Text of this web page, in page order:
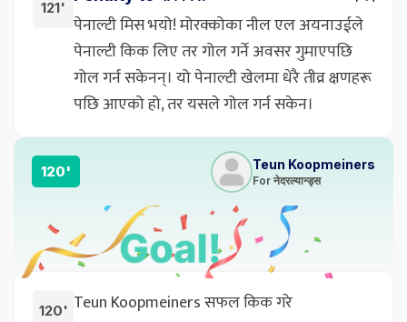
121'
पेनाल्टी मिस भयो! मोरक्कोका नील एल अयनाउईले
पेनाल्टी किक लिए तर गोल गर्ने अवसर गुमाएपछि
गोल गर्न सकेनन्। यो पेनाल्टी खेलमा धेरै तीव्र क्षणहरू
पछि आएको हो, तर यसले गोल गर्न सकेन।
120' Teun Koopmeiners
For नेदरल्यान्ड्स
120' Teun Koopmeiners सफल किक गरे